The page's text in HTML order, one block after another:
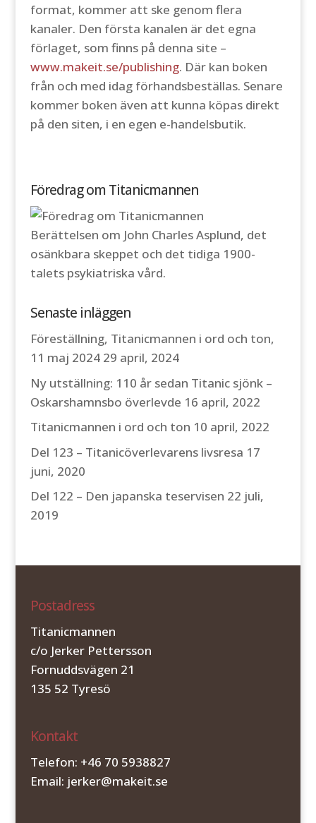
format, kommer att ske genom flera
kanaler. Den första kanalen är det egna
förlaget, som finns på denna site –
www.makeit.se/publishing. Där kan boken
från och med idag förhandsbeställas. Senare
kommer boken även att kunna köpas direkt
på den siten, i en egen e-handelsbutik.
Föredrag om Titanicmannen
Berättelsen om John Charles Asplund, det
osänkbara skeppet och det tidiga 1900-
talets psykiatriska vård.
Senaste inläggen
Föreställning, Titanicmannen i ord och ton,
11 maj 2024 29 april, 2024
Ny utställning: 110 år sedan Titanic sjönk –
Oskarshamnsbo överlevde 16 april, 2022
Titanicmannen i ord och ton 10 april, 2022
Del 123 – Titanicöverlevarens livsresa 17
juni, 2020
Del 122 – Den japanska teservisen 22 juli,
2019
Postadress
Titanicmannen
c/o Jerker Pettersson
Fornuddsvägen 21
135 52 Tyresö
Kontakt
Telefon: +46 70 5938827
Email: jerker@makeit.se